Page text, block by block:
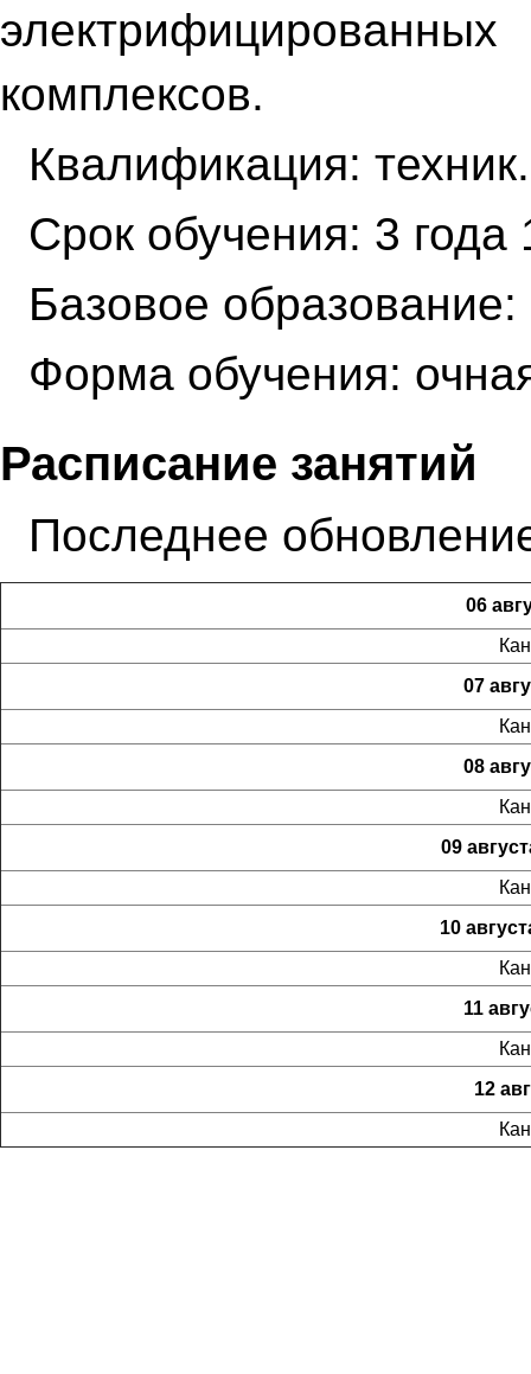
комплексов.
Квалификация: техник.
Срок обучения: 3 года
Базовое
Форма обучения:
Расписание занятий
Последнее
06
07
08
09
10
11
12